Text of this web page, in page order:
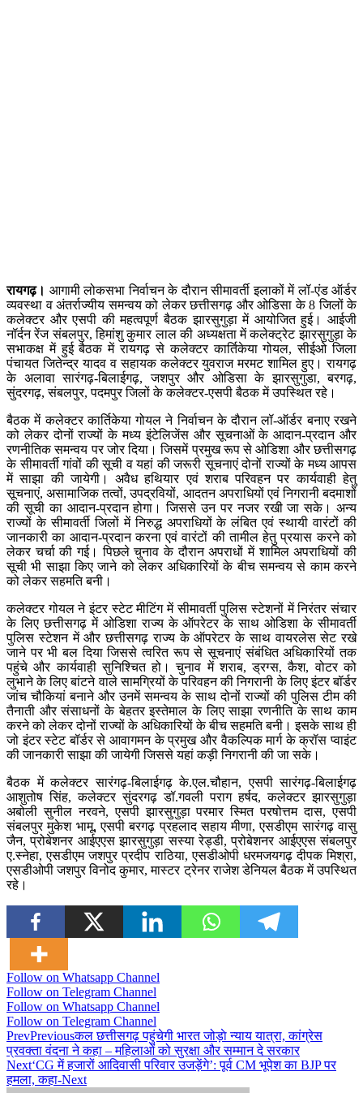
रायगढ़। आगामी लोकसभा निर्वाचन के दौरान सीमावर्ती इलाकों में लॉ-एंड ऑर्डर
व्यवस्था व अंतर्राज्यीय समन्वय को लेकर छत्तीसगढ़ और ओडिसा के 8 जिलों के
कलेक्टर और एसपी की महत्वपूर्ण बैठक झारसुगुड़ा में आयोजित हुई। आईजी
नॉर्दन रेंज संबलपुर, हिमांशु कुमार लाल की अध्यक्षता में कलेक्ट्रेट झारसुगुड़ा के
सभाकक्ष में हुई बैठक में रायगढ़ से कलेक्टर कार्तिकेया गोयल, सीईओ जिला
पंचायत जितेन्द्र यादव व सहायक कलेक्टर युवराज मरमट शामिल हुए। रायगढ़
के अलावा सारंगढ़-बिलाईगढ़, जशपुर और ओडिसा के झारसुगुडा, बरगढ़,
सुंदरगढ़, संबलपुर, पदमपुर जिलों के कलेक्टर-एसपी बैठक में उपस्थित रहे।
बैठक में कलेक्टर कार्तिकेया गोयल ने निर्वाचन के दौरान लॉ-ऑर्डर बनाए रखने
को लेकर दोनों राज्यों के मध्य इंटेलिजेंस और सूचनाओं के आदान-प्रदान और
रणनीतिक समन्वय पर जोर दिया। जिसमें प्रमुख रूप से ओडिशा और छत्तीसगढ़
के सीमावर्ती गांवों की सूची व यहां की जरूरी सूचनाएं दोनों राज्यों के मध्य आपस
में साझा की जायेगी। अवैध हथियार एवं शराब परिवहन पर कार्यवाही हेतु
सूचनाएं, असामाजिक तत्वों, उपद्रवियों, आदतन अपराधियों एवं निगरानी बदमाशों
की सूची का आदान-प्रदान होगा। जिससे उन पर नजर रखी जा सके। अन्य
राज्यों के सीमावर्ती जिलों में निरुद्ध अपराधियों के लंबित एवं स्थायी वारंटों की
जानकारी का आदान-प्रदान करना एवं वारंटों की तामील हेतु प्रयास करने को
लेकर चर्चा की गई। पिछले चुनाव के दौरान अपराधों में शामिल अपराधियों की
सूची भी साझा किए जाने को लेकर अधिकारियों के बीच समन्वय से काम करने
को लेकर सहमति बनी।
कलेक्टर गोयल ने इंटर स्टेट मीटिंग में सीमावर्ती पुलिस स्टेशनों में निरंतर संचार
के लिए छत्तीसगढ़ में ओडिशा राज्य के ऑपरेटर के साथ ओडिशा के सीमावर्ती
पुलिस स्टेशन में और छत्तीसगढ़ राज्य के ऑपरेटर के साथ वायरलेस सेट रखे
जाने पर भी बल दिया जिससे त्वरित रूप से सूचनाएं संबंधित अधिकारियों तक
पहुंचे और कार्यवाही सुनिश्चित हो। चुनाव में शराब, ड्रग्स, कैश, वोटर को
लुभाने के लिए बांटने वाले सामग्रियों के परिवहन की निगरानी के लिए इंटर बॉर्डर
जांच चौकियां बनाने और उनमें समन्वय के साथ दोनों राज्यों की पुलिस टीम की
तैनाती और संसाधनों के बेहतर इस्तेमाल के लिए साझा रणनीति के साथ काम
करने को लेकर दोनों राज्यों के अधिकारियों के बीच सहमति बनी। इसके साथ ही
जो इंटर स्टेट बॉर्डर से आवागमन के प्रमुख और वैकल्पिक मार्ग के क्रॉस प्वाइंट
की जानकारी साझा की जायेगी जिससे यहां कड़ी निगरानी की जा सके।
बैठक में कलेक्टर सारंगढ़-बिलाईगढ़ के.एल.चौहान, एसपी सारंगढ़-बिलाईगढ़
आशुतोष सिंह, कलेक्टर सुंदरगढ़ डॉ.गवली पराग हर्षद, कलेक्टर झारसुगुड़ा
अबोली सुनील नरवने, एसपी झारसुगुड़ा परमार स्मित परषोत्तम दास, एसपी
संबलपुर मुकेश भामू, एसपी बरगढ़ प्रहलाद सहाय मीणा, एसडीएम सारंगढ़ वासु
जैन, प्रोबेशनर आईएएस झारसुगुड़ा सस्या रेड्डी, प्रोबेशनर आईएएस संबलपुर
ए.स्नेहा, एसडीएम जशपुर प्रदीप राठिया, एसडीओपी धरमजयगढ़ दीपक मिश्रा,
एसडीओपी जशपुर विनोद कुमार, मास्टर ट्रेनर राजेश डेनियल बैठक में उपस्थित
रहे।
Follow on Whatsapp Channel
Follow on Telegram Channel
Follow on Whatsapp Channel
Follow on Telegram Channel
PrevPreviousकल छत्तीसगढ़ पहुंचेगी भारत जोड़ाे न्याय यात्रा, कांग्रेस
प्रवक्ता वंदना ने कहा – महिलाओं को सुरक्षा और सम्मान दे सरकार
Next‘CG में हजारों आदिवासी परिवार उजड़ेंगे’: पूर्व CM भूपेश का BJP पर
हमला, कहा-Next